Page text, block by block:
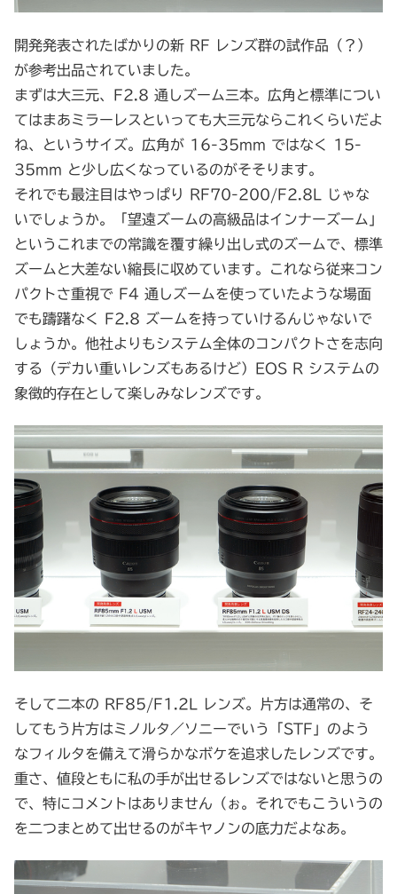
開発発表されたばかりの新 RF レンズ群の試作品（？）
が参考出品されていました。
まずは大三元、F2.8 通しズーム三本。広角と標準につい
てはまあミラーレスといっても大三元ならこれくらいだよ
ね、というサイズ。広角が 16-35mm ではなく 15-
35mm と少し広くなっているのがそそります。
それでも最注目はやっぱり RF70-200/F2.8L じゃな
いでしょうか。「望遠ズームの高級品はインナーズーム」
というこれまでの常識を覆す繰り出し式のズームで、標準
ズームと大差ない縮長に収めています。これなら従来コン
パクトさ重視で F4 通しズームを使っていたような場面
でも躊躇なく F2.8 ズームを持っていけるんじゃないで
しょうか。他社よりもシステム全体のコンパクトさを志向
する（デカい重いレンズもあるけど）EOS R システムの
象徴的存在として楽しみなレンズです。
そして二本の RF85/F1.2L レンズ。片方は通常の、そ
してもう片方はミノルタ／ソニーでいう「STF」のよう
なフィルタを備えて滑らかなボケを追求したレンズです。
重さ、値段ともに私の手が出せるレンズではないと思うの
で、特にコメントはありません（ぉ。それでもこういうの
を二つまとめて出せるのがキヤノンの底力だよなあ。